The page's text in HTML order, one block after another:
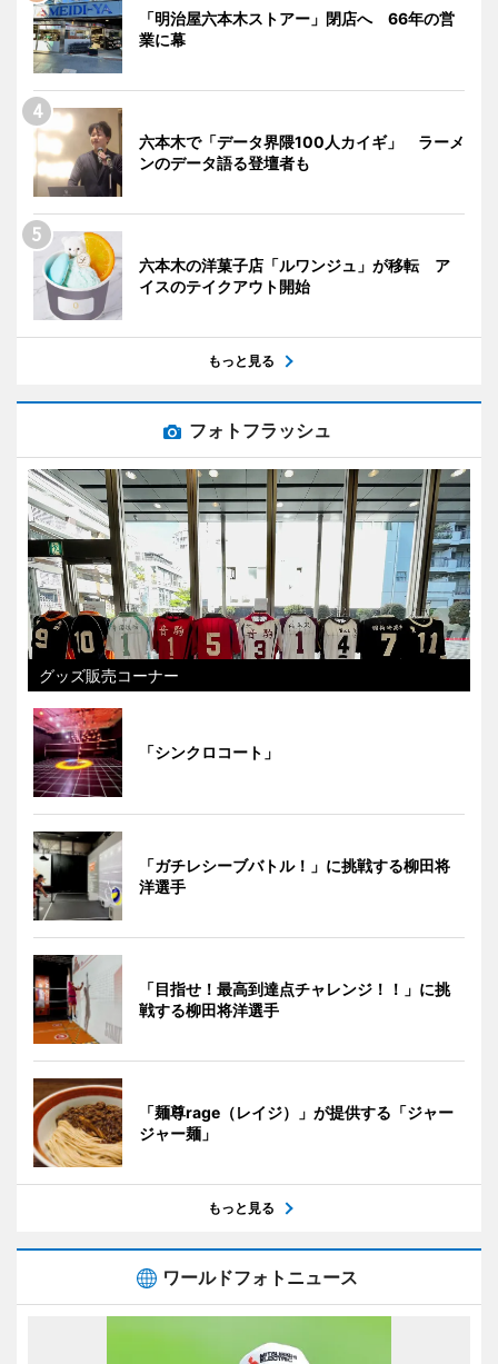
「明治屋六本木ストアー」閉店へ 66年の営
業に幕
六本木で「データ界隈100人カイギ」 ラーメ
ンのデータ語る登壇者も
六本木の洋菓子店「ルワンジュ」が移転 ア
イスのテイクアウト開始
もっと見る
フォトフラッシュ
グッズ販売コーナー
「シンクロコート」
「ガチレシーブバトル！」に挑戦する柳田将
洋選手
「目指せ！最高到達点チャレンジ！！」に挑
戦する柳田将洋選手
「麺尊rage（レイジ）」が提供する「ジャー
ジャー麺」
もっと見る
ワールドフォトニュース